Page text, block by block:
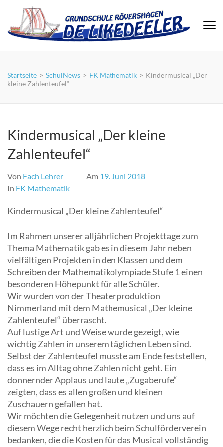
Inhalt
springen
(Eingabetaste
Startseite > SchulNews > FK Mathematik > Kindermusical „Der
kleine Zahlenteufel“
Kindermusical „Der kleine
Zahlenteufel“
Von Fach Lehrer Am 19. Juni 2018
In FK Mathematik
Kindermusical „Der kleine Zahlenteufel“
Im Rahmen unserer alljährlichen Projekttage zum
Thema Mathematik gab es in diesem Jahr neben
vielfältigen Projekten in den Klassen und dem
Schreiben der Mathematikolympiade Stufe 1 einen
besonderen Höhepunkt für alle Schüler.
Wir wurden von der Theaterproduktion
Nimmerland mit dem Mathemusical „Der kleine
Zahlenteufel“ überrascht.
Auf lustige Art und Weise wurde gezeigt, wie
wichtig Zahlen in unserem täglichen Leben sind.
Selbst der Zahlenteufel musste am Ende feststellen,
dass es im Alltag ohne Zahlen nicht geht. Ein
donnernder Applaus und laute „Zugaberufe“
zeigten, dass es allen großen und kleinen
Zuschauern gefallen hat.
Wir möchten die Gelegenheit nutzen und uns auf
diesem Wege recht herzlich beim Schulförderverein
bedanken, die die Kosten für das Musical vollständig